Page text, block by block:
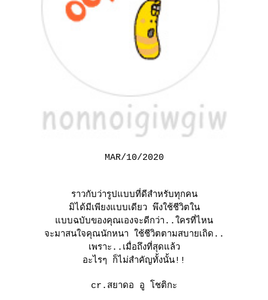
MAR/10/2020
ราวกับว่ารูปแบบที่ดีสำหรับทุกคน
มิได้มีเพียงแบบเดียว พึงใช้ชีวิตใน
บบฉบับของคุณเองจะดีกว่า..ใครที่ไหน
จะมาสนใจคุณนักหนา ใช้ชีวิตตามสบายเถิด..
เพราะ..เมื่อถึงที่สุดแล้ว
อะไรๆ ก็ไม่สำคัญทั้งนั้น!!
cr.สยาดอ อู โชติกะ